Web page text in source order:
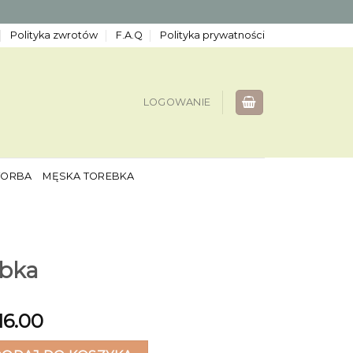
Polityka zwrotów F.A.Q Polityka prywatności
LOGOWANIE
MĘSKA TOREBKA